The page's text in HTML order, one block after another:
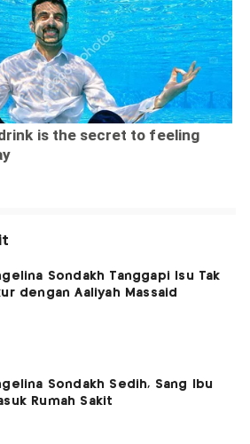
Sondakh Tanggapi Isu Tak
dengan Aaliyah Massaid
Sondakh Sedih, Sang Ibu
Rumah Sakit